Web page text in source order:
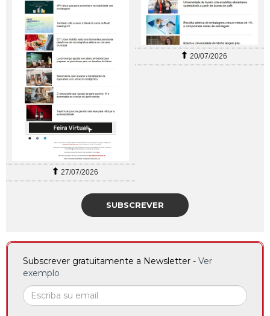
27/07/2026
20/07/2026
SUBSCREVER
Subscrever gratuitamente a Newsletter - Ver
exemplo